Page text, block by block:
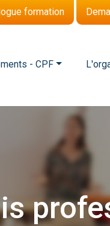
formation
- CPF